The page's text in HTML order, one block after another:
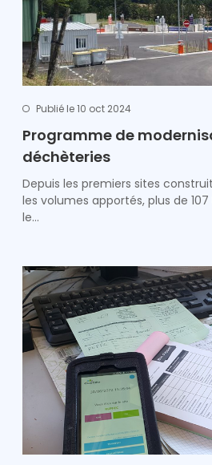
Publié le 10 oct 2024
Programme de
déchèteries
Depuis les premiers sites
les volumes apportés, plus de
le…